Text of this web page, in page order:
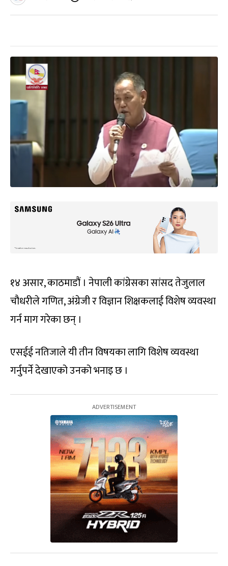
१४ असार, काठमाडौं । नेपाली कांग्रेसका सांसद तेजुलाल
चौधरीले गणित, अंग्रेजी र विज्ञान शिक्षकलाई विशेष व्यवस्था
गर्न माग गरेका छन् ।
एसईई नतिजाले यी तीन विषयका लागि विशेष व्यवस्था
गर्नुपर्ने देखाएको उनको भनाइ छ ।